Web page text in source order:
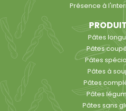
Présence à
Pâtes
Pâtes
Pâtes
Pâtes à
Pâtes
Pâtes
Pâtes sans